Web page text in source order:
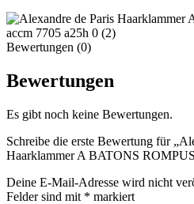
Bewertungen (0)
Bewertungen
Es gibt noch keine Bewertungen.
Schreibe die erste Bewertung für
Haarklammer A BATONS
Deine E-Mail-Adresse wird nicht
Felder sind mit * markiert